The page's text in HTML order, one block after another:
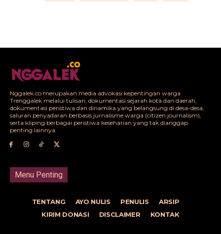
Nggalek.co merupakan media advokasi kepentingan warga
Trenggalek melalui tulisan, dokumentasi sejarah kota dan daerah,
dokumentasi peristiwa dan dinamika yang belangsung di desa-desa,
saluran penyadaran berbasis jurnalisme warga (citizen journalism),
serta kliping berbagai peristiwa keseharian yang tak dianggap
penting lainnya.
Menu Penting
TENTANG AYO NULIS PENULIS
ARSIP
KIRIM DONASI
DISCLAIMER KONTAK